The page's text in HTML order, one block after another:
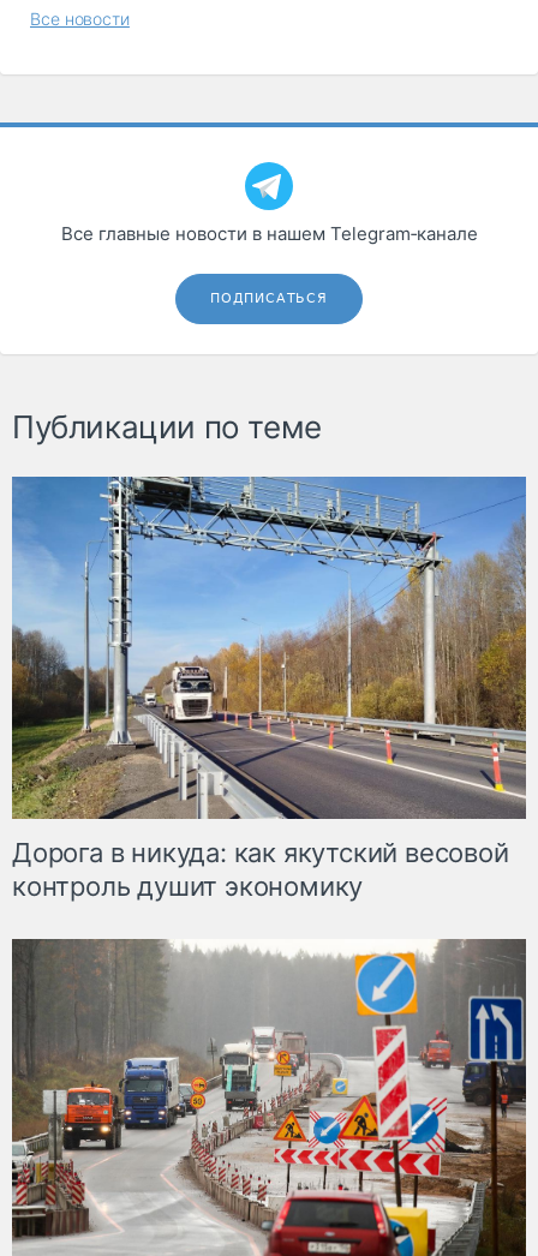
Все новости
Все главные новости в нашем Telegram‑канале
ПОДПИСАТЬСЯ
Публикации по теме
Дорога в никуда: как якутский весовой
контроль душит экономику